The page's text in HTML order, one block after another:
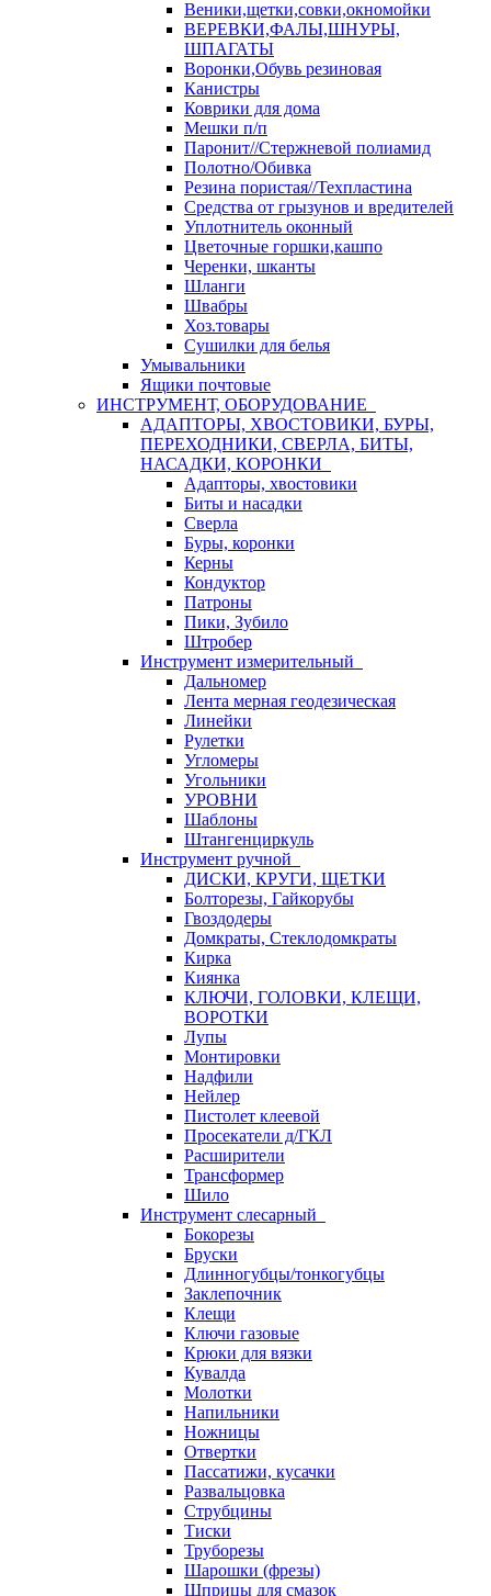
Веники,щетки,совки,окномойки
ВЕРЕВКИ,ФАЛЫ,ШНУРЫ,
ШПАГАТЫ
Воронки,Обувь резиновая
Канистры
Коврики для дома
Мешки п/п
Паронит//Стержневой полиамид
Полотно/Обивка
Резина пористая//Техпластина
Средства от грызунов и вредителей
Уплотнитель оконный
Цветочные горшки,кашпо
Черенки, шканты
Шланги
Швабры
Хоз.товары
Сушилки для белья
Умывальники
Ящики почтовые
ИНСТРУМЕНТ, ОБОРУДОВАНИЕ
АДАПТОРЫ, ХВОСТОВИКИ, БУРЫ,
ПЕРЕХОДНИКИ, СВЕРЛА, БИТЫ,
НАСАДКИ, КОРОНКИ
Адапторы, хвостовики
Биты и насадки
Сверла
Буры, коронки
Керны
Кондуктор
Патроны
Пики, Зубило
Штробер
Инструмент измерительный
Дальномер
Лента мерная геодезическая
Линейки
Рулетки
Угломеры
Угольники
УРОВНИ
Шаблоны
Штангенциркуль
Инструмент ручной
ДИСКИ, КРУГИ, ЩЕТКИ
Болторезы, Гайкорубы
Гвоздодеры
Домкраты, Стеклодомкраты
Кирка
Киянка
КЛЮЧИ, ГОЛОВКИ, КЛЕЩИ,
ВОРОТКИ
Лупы
Монтировки
Надфили
Нейлер
Пистолет клеевой
Просекатели д/ГКЛ
Расширители
Трансформер
Шило
Инструмент слесарный
Бокорезы
Бруски
Длинногубцы/тонкогубцы
Заклепочник
Клещи
Ключи газовые
Крюки для вязки
Кувалда
Молотки
Напильники
Ножницы
Отвертки
Пассатижи, кусачки
Развальцовка
Струбцины
Тиски
Труборезы
Шарошки (фрезы)
Шприцы для смазок